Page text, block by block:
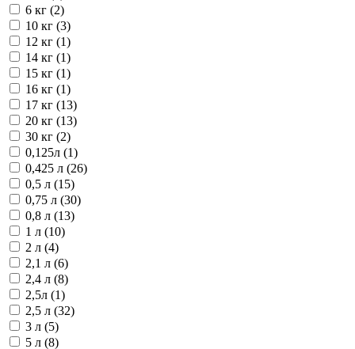
6 кг (2)
10 кг (3)
12 кг (1)
14 кг (1)
15 кг (1)
16 кг (1)
17 кг (13)
20 кг (13)
30 кг (2)
0,125л (1)
0,425 л (26)
0,5 л (15)
0,75 л (30)
0,8 л (13)
1 л (10)
2 л (4)
2,1 л (6)
2,4 л (8)
2,5л (1)
2,5 л (32)
3 л (5)
5 л (8)